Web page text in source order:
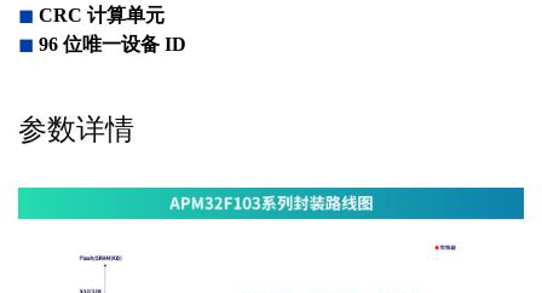
◼ CRC 计算单元
◼ 96 位唯一设备 ID
参数详情